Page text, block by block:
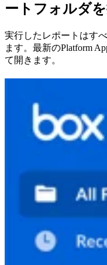
ートフォルダ
実行したレポートはす
ます。最新のPlatform
て開きます。